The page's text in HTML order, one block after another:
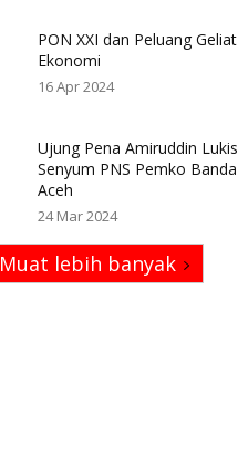
PON XXI dan Peluang Geliat
Ekonomi
16 Apr 2024
Ujung Pena Amiruddin Lukis
Senyum PNS Pemko Banda
Aceh
24 Mar 2024
Muat lebih banyak